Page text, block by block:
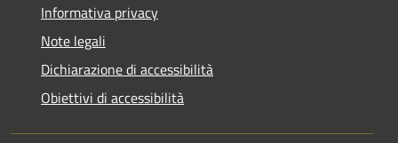
Informativa privacy
Note legali
Dichiarazione di accessibilità
Obiettivi di accessibilità